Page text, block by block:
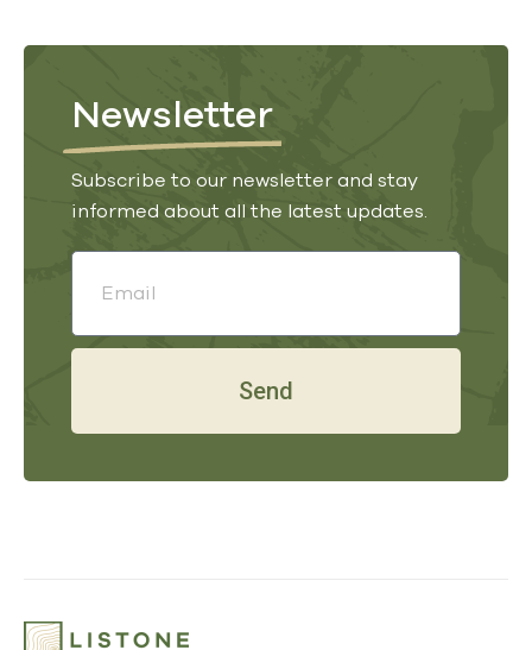
Newsletter
Subscribe to our newsletter and stay
informed about all the latest updates.
Send